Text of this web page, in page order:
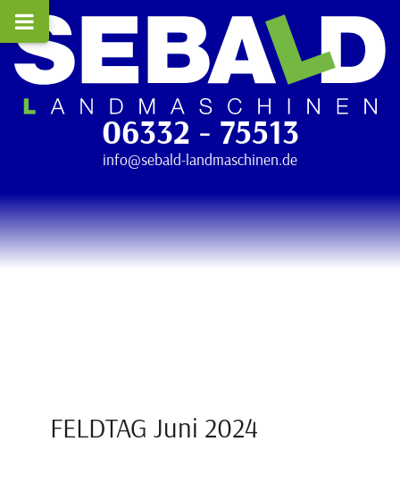
06332 - 75513
info@sebald-landmaschinen.de
FELDTAG Juni 2024